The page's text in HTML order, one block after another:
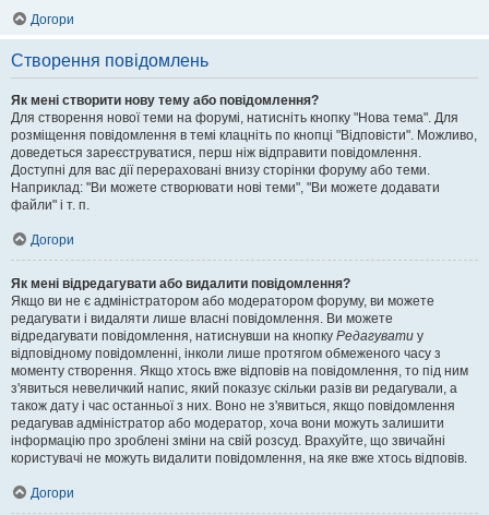
Догори
Створення повідомлень
Як мені створити нову тему або повідомлення?
Для створення нової теми на форумі, натисніть кнопку "Нова тема". Для
розміщення повідомлення в темі клацніть по кнопці "Відповісти". Можливо,
доведеться зареєструватися, перш ніж відправити повідомлення.
Доступні для вас дії перераховані внизу сторінки форуму або теми.
Наприклад: "Ви можете створювати нові теми", "Ви можете додавати
файли" і т. п.
Догори
Як мені відредагувати або видалити повідомлення?
Якщо ви не є адміністратором або модератором форуму, ви можете
редагувати і видаляти лише власні повідомлення. Ви можете
відредагувати повідомлення, натиснувши на кнопку Редагувати у
відповідному повідомленні, інколи лише протягом обмеженого часу з
моменту створення. Якщо хтось вже відповів на повідомлення, то під ним
з'явиться невеличкий напис, який показує скільки разів ви редагували, а
також дату і час останньої з них. Воно не з'явиться, якщо повідомлення
редагував адміністратор або модератор, хоча вони можуть залишити
інформацію про зроблені зміни на свій розсуд. Врахуйте, що звичайні
користувачі не можуть видалити повідомлення, на яке вже хтось відповів.
Догори